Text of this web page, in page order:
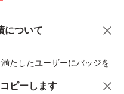
について
たしたユーザーにバッジを
商品への質問
ピーします